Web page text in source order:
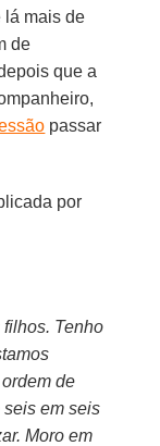
lá mais de
de
que a
passar
por
Tenho
de
seis em seis
Moro em